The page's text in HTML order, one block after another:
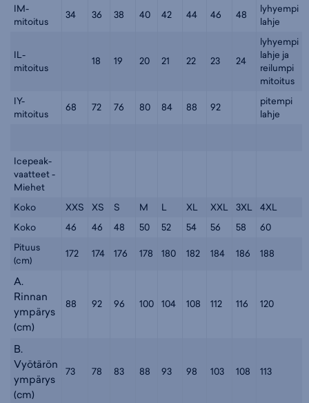
IM-
mitoitus
34 36 38 40 42 44 46 48
lyhyempi
lahje
IL-
mitoitus
18 19 20 21 22 23 24
lyhyempi
lahje ja
reilumpi
mitoitus
IY-
mitoitus
68 72 76 80 84 88 92
pitempi
lahje
Icepeak-
vaatteet -
Miehet
Koko
XXS XS S M L XL XXL 3XL
4XL
Koko
46 46 48 50 52 54 56 58
60
Pituus
(cm)
172 174 176 178 180 182 184 186 188
A.
Rinnan
ympärys
(cm)
88 92 96 100 104 108 112 116 120
B.
Vyötärön
ympärys
(cm)
73 78 83 88 93 98 103 108 113